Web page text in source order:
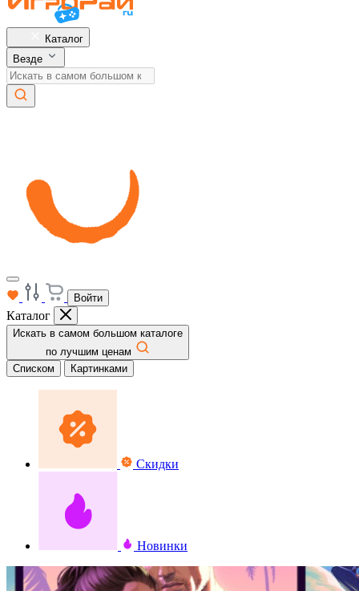
Каталог
Везде
Войти
Каталог
Искать в самом большом каталоге
по лучшим ценам
Списком
Картинками
Скидки
Новинки